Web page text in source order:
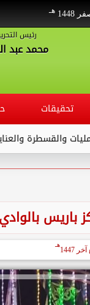
هـ
رئيس
محمد عبد
تحقيقات
بالمستشفى
باريس
هـ